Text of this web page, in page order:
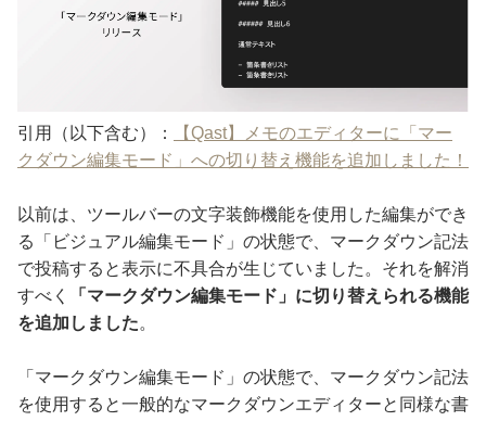
引用（以下含む）：
【Qast】メモのエディターに「マー
クダウン編集モード」への切り替え機能を追加しました！
以前は、ツールバーの文字装飾機能を使用した編集ができ
る「ビジュアル編集モード」の状態で、マークダウン記法
で投稿すると表示に不具合が生じていました。それを解消
すべく
「マークダウン編集モード」に切り替えられる機能
を追加しました。
「マークダウン編集モード」の状態で、マークダウン記法
を使用すると一般的なマークダウンエディターと同様な書